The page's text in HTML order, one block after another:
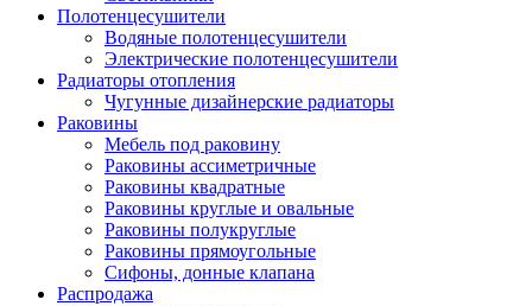
Полотенцесушители
Водяные полотенцесушители
Электрические полотенцесушители
Радиаторы отопления
Чугунные дизайнерские радиаторы
Раковины
Мебель под раковину
Раковины ассиметричные
Раковины квадратные
Раковины круглые и овальные
Раковины полукруглые
Раковины прямоугольные
Сифоны, донные клапана
Распродажа